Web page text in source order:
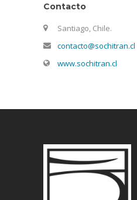
Contacto
Santiago, Chile.
contacto@sochitran.cl
www.sochitran.cl